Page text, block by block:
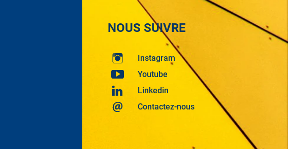
NOUS SUIVRE
Instagram
Youtube
Linkedin
Contactez-nous